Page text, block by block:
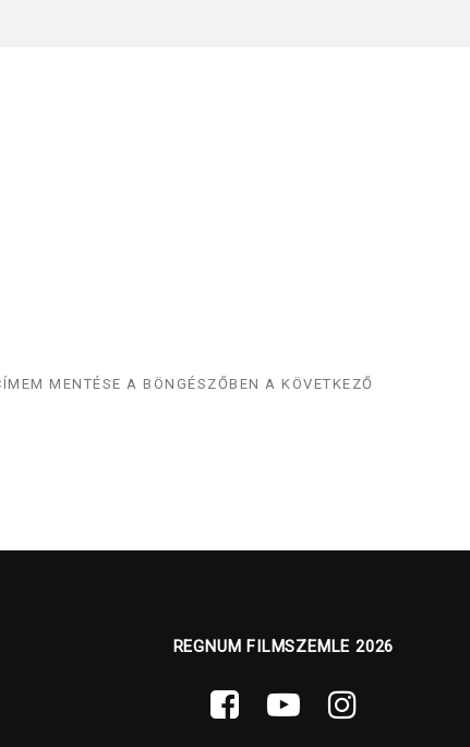
MENTÉSE A BÖNGÉSZŐBEN A KÖVETKEZŐ
REGNUM FILMSZEMLE 2026